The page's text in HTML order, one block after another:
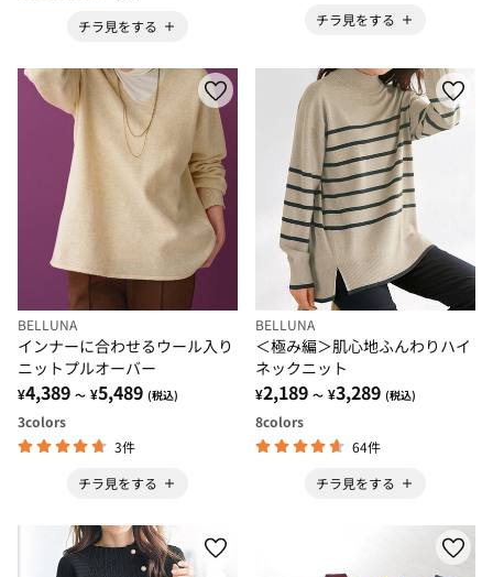
チラ見をする
チラ見をする
BELLUNA
インナーに合わせるウール入り
ニットプルオーバー
¥4,389 ～ ¥5,489 (税込)
3colors
3件
チラ見をする
BELLUNA
＜極み編＞肌心地ふんわりハイ
ネックニット
¥2,189 ～ ¥3,289 (税込)
8colors
64件
チラ見をする